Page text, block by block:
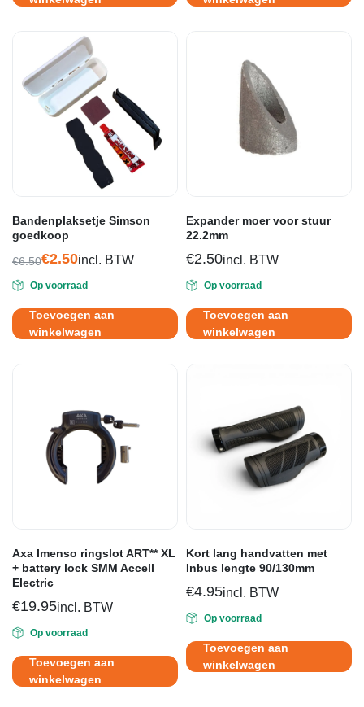
Bandenplaksetje Simson
goedkoop
€6.50
prijs
was:
€6.50.
€2.50
prijs
is:
€2.50.
incl. BTW
Op voorraad
Toevoegen aan
winkelwagen
Expander moer voor stuur
22.2mm
€2.50incl. BTW
Op voorraad
Toevoegen aan
winkelwagen
Axa Imenso ringslot ART** XL
+ battery lock SMM Accell
Electric
€19.95incl. BTW
Op voorraad
Toevoegen aan
winkelwagen
Kort lang handvatten met
Inbus lengte 90/130mm
€4.95incl. BTW
Op voorraad
Toevoegen aan
winkelwagen